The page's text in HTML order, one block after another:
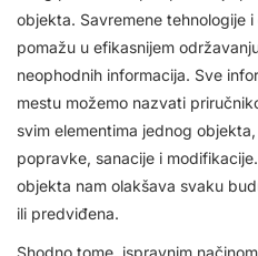
objekta. Savremene tehnologije i
pomažu u efikasnijem
neophodnih informacija. Sve
mestu možemo nazvati
svim elementima jednog
popravke, sanacije i
objekta nam olakšava svaku
ili predviđena.
Shodno tome, ispravnim